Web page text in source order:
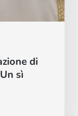
di
sì